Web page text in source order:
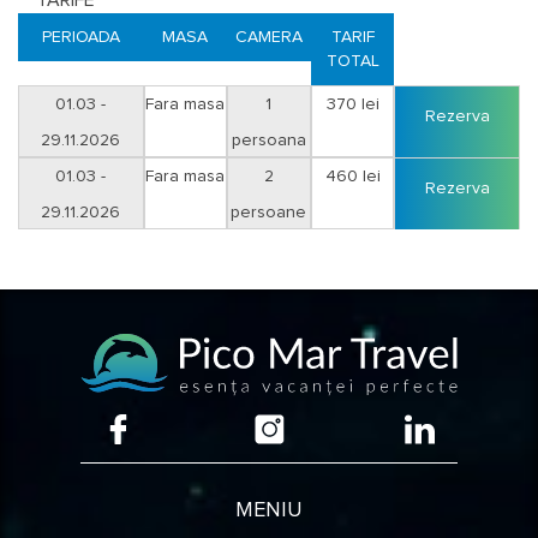
legumele proaspete de sezon.
Apa potabila este la discreție pe tot parcursul zilei.
la carte platouri: pescăresc, romanesc, ovo-lacto-vegetarian dar si alte
mise-en-bouche.
Corsar conduse de conducatori calificati:
tarif 180 lei/persoana (excursie in Delta Dunarii prin ghioluri si lacuri
pentru bird watching, traseu Mănăstirea Stipoc -singura Mănăstire
situata in Delta Dunarii -Mila 23);
grup de minim 6 persoane: tarif 200 lei/persoana;
PERIOADA MASA CAMERA
TARIF
TOTAL
01.03 -
29.11.2026
Fara masa 1
persoana
370 lei
Rezerva
01.03 -
29.11.2026
Fara masa 2
persoane
460 lei
Rezerva
MENIU